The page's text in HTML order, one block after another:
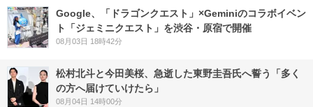
Google、「ドラゴンクエスト」×Geminiのコラボイベン
ト「ジェミニクエスト」を渋谷・原宿で開催
08月03日 18時42分
松村北斗と今田美桜、急逝した東野圭吾氏へ誓う「多く
の方へ届けていけたら」
08月04日 14時00分